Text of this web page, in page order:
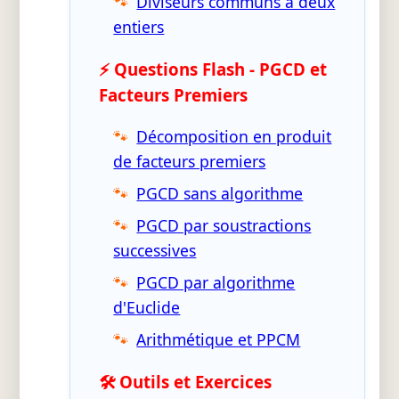
entiers
⚡ Questions Flash - PGCD et
Facteurs Premiers
Décomposition en produit
de facteurs premiers
PGCD sans algorithme
PGCD par soustractions
successives
PGCD par algorithme
d'Euclide
Arithmétique et PPCM
🛠️ Outils et Exercices